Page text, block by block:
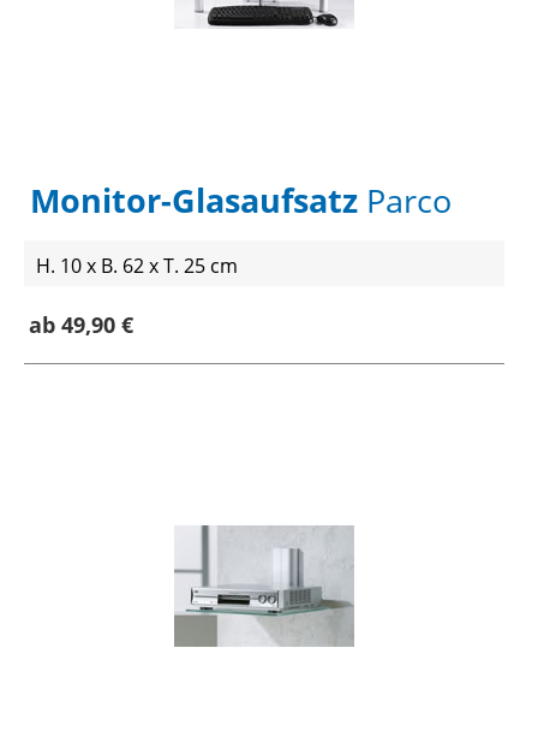
Monitor-Glasaufsatz Parco
H. 10 x B. 62 x T. 25 cm
ab 49,90 €